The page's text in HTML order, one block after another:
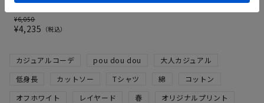
¥6,050
¥4,235 税込
カジュアルコーデ pou dou dou
大人カジュアル
低身長
カットソー Tシャツ 綿
コットン
オフホワイト
レイヤード 春
オリジナルプリント